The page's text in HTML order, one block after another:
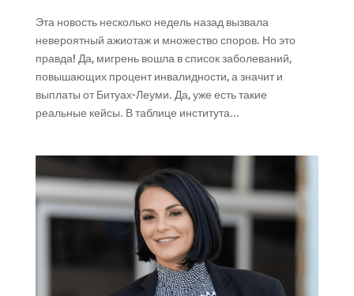
Эта новость несколько недель назад вызвала
невероятный ажиотаж и множество споров. Но это
правда! Да, мигрень вошла в список заболеваний,
повышающих процент инвалидности, а значит и
выплаты от Битуах-Леуми. Да, уже есть такие
реальные кейсы. В таблице института...